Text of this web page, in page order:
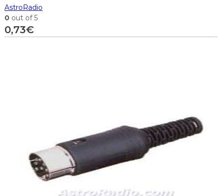
AstroRadio
0 out of 5
0,73€